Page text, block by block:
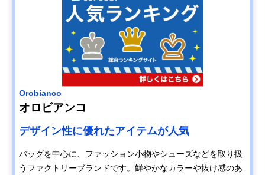
Orobianco
オロビアンコ
デザイン性に優れたアイテムが人気
バッグを中心に、ファッション小物やシューズなどを取り扱
うファクトリーブランドです。鮮やかなカラーや抜け感のあ